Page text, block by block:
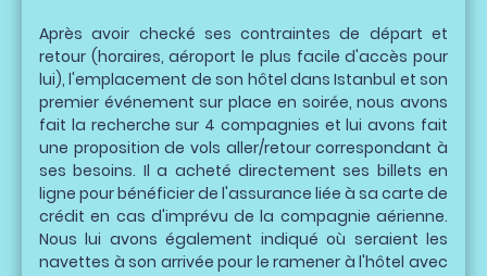
Après avoir checké ses contraintes de départ et
retour (horaires, aéroport le plus facile d'accès pour
lui), l'emplacement de son hôtel dans Istanbul et son
premier événement sur place en soirée, nous avons
fait la recherche sur 4 compagnies et lui avons fait
une proposition de vols aller/retour correspondant à
ses besoins. Il a acheté directement ses billets en
ligne pour bénéficier de l'assurance liée à sa carte de
crédit en cas d'imprévu de la compagnie aérienne.
Nous lui avons également indiqué où seraient les
navettes à son arrivée pour le ramener à l'hôtel avec